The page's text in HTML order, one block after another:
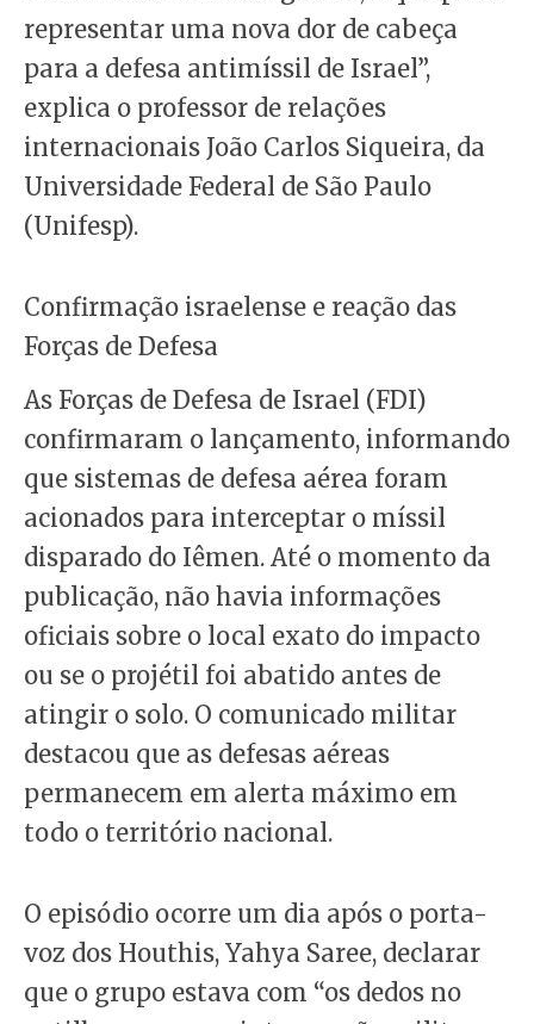
representar uma nova dor de cabeça
para a defesa antimíssil de Israel”,
explica o professor de relações
internacionais João Carlos Siqueira, da
Universidade Federal de São Paulo
(Unifesp).
Confirmação israelense e reação das
Forças de Defesa
As Forças de Defesa de Israel (FDI)
confirmaram o lançamento, informando
que sistemas de defesa aérea foram
acionados para interceptar o míssil
disparado do Iêmen. Até o momento da
publicação, não havia informações
oficiais sobre o local exato do impacto
ou se o projétil foi abatido antes de
atingir o solo. O comunicado militar
destacou que as defesas aéreas
permanecem em alerta máximo em
todo o território nacional.
O episódio ocorre um dia após o porta-
voz dos Houthis, Yahya Saree, declarar
que o grupo estava com “os dedos no